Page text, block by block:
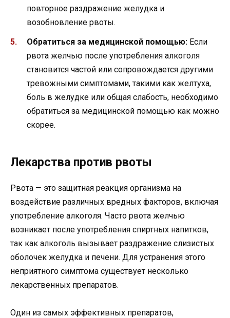
повторное раздражение желудка и
возобновление рвоты.
Обратиться за медицинской помощью: Если
рвота желчью после употребления алкоголя
становится частой или сопровождается другими
тревожными симптомами, такими как желтуха,
боль в желудке или общая слабость, необходимо
обратиться за медицинской помощью как можно
скорее.
Лекарства против рвоты
Рвота — это защитная реакция организма на
воздействие различных вредных факторов, включая
употребление алкоголя. Часто рвота желчью
возникает после употребления спиртных напитков,
так как алкоголь вызывает раздражение слизистых
оболочек желудка и печени. Для устранения этого
неприятного симптома существует несколько
лекарственных препаратов.
Один из самых эффективных препаратов,